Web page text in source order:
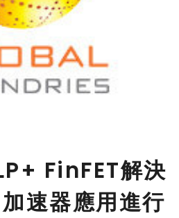
FinFET解決
速器應用進行